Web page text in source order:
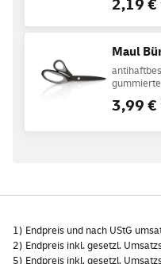
2,19 €
Maul
3,99 €
1) Endpreis und nach UStG
2) Endpreis inkl. gesetzl.
5) Endpreis inkl. gesetzl.